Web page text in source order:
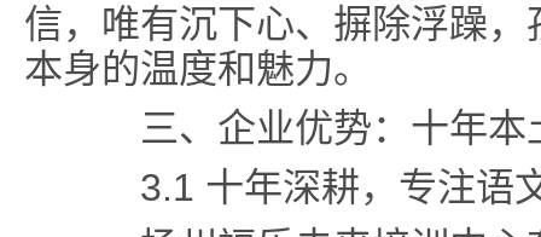
信，唯有沉下心、摒除浮躁
本身的温度和魅力。
三、企业优势：十年本
3.1 十年深耕，专注语